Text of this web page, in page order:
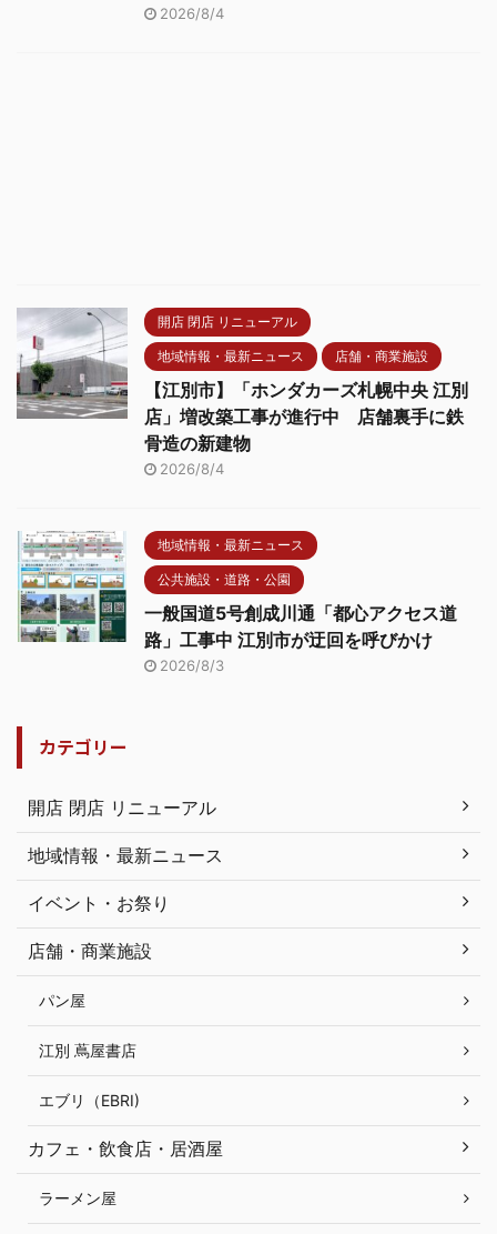
2026/8/4
開店 閉店 リニューアル
地域情報・最新ニュース 店舗・商業施設
【江別市】「ホンダカーズ札幌中央 江別
店」増改築工事が進行中 店舗裏手に鉄
骨造の新建物
2026/8/4
地域情報・最新ニュース
公共施設・道路・公園
一般国道5号創成川通「都心アクセス道
路」工事中 江別市が迂回を呼びかけ
2026/8/3
カテゴリー
開店 閉店 リニューアル
地域情報・最新ニュース
イベント・お祭り
店舗・商業施設
パン屋
江別 蔦屋書店
エブリ（EBRI)
カフェ・飲食店・居酒屋
ラーメン屋